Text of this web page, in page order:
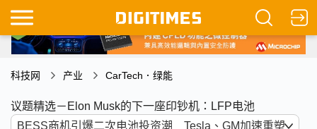
科技网 产业 CarTech．绿能
议题精选－Elon Musk的下一座印钞机：LFP电池